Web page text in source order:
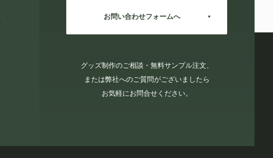
お問い合わせフォームへ
グッズ制作のご相談・無料サンプル注文、
または弊社へのご質問がございましたら
お気軽にお問合せください。